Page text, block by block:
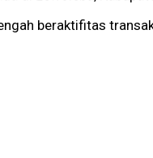
beraktifitas